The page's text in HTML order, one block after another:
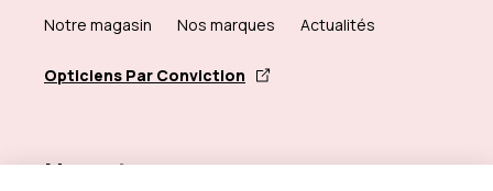
Notre magasin Nos marques Actualités
Opticiens Par Conviction
Nous trouver